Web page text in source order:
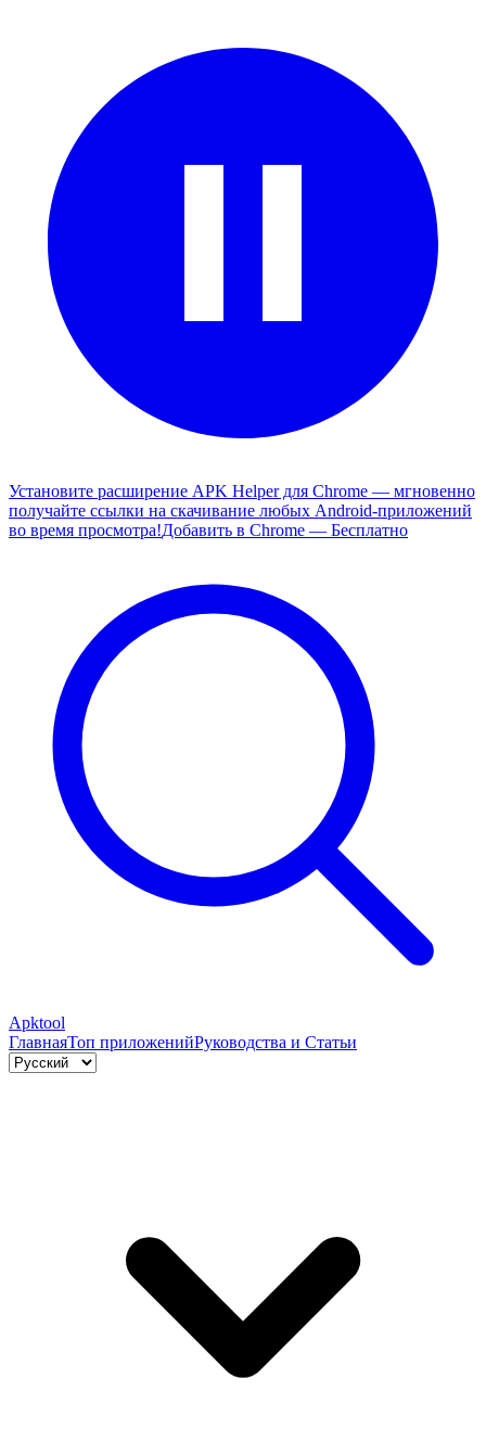
Установите расширение APK Helper для Chrome — мгновенно
получайте ссылки на скачивание любых Android-приложений
во время просмотра!Добавить в Chrome — Бесплатно
Apktool
ГлавнаяТоп приложенийРуководства и Статьи